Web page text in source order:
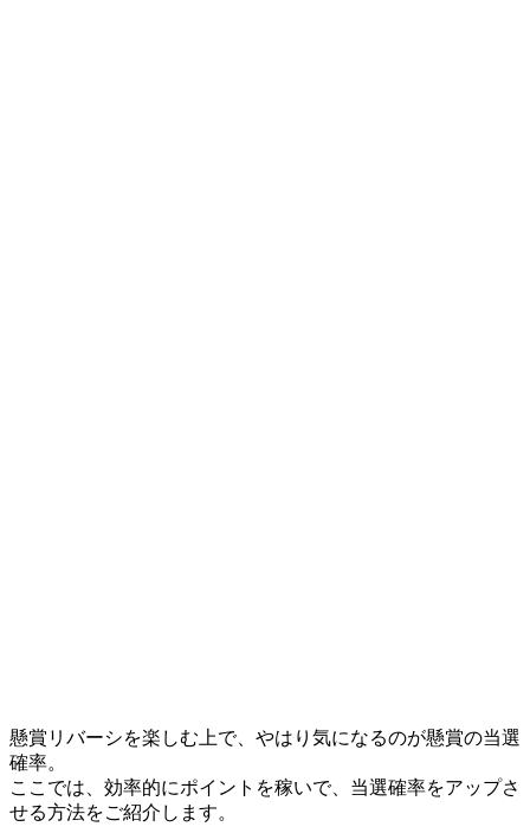
懸賞リバーシを楽しむ上で、やはり気になるのが懸賞の当選
確率。
ここでは、効率的にポイントを稼いで、当選確率をアップさ
せる方法をご紹介します。